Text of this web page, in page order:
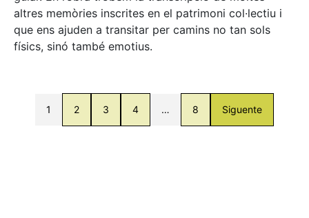
altres memòries inscrites en el patrimoni col·lectiu i
que ens ajuden a transitar per camins no tan sols
físics, sinó també emotius.
1 2 3 4 … 8 Siguente